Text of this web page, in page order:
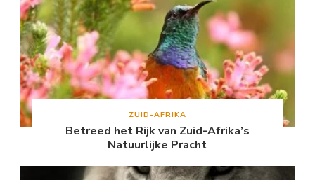
ZUID-AFRIKA
Betreed het Rijk van Zuid-Afrika’s
Natuurlijke Pracht